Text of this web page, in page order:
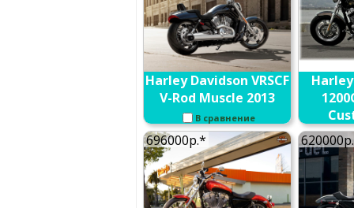
Harley Davidson VRSCF
V-Rod Muscle 2013
В сравнение
696000р.*